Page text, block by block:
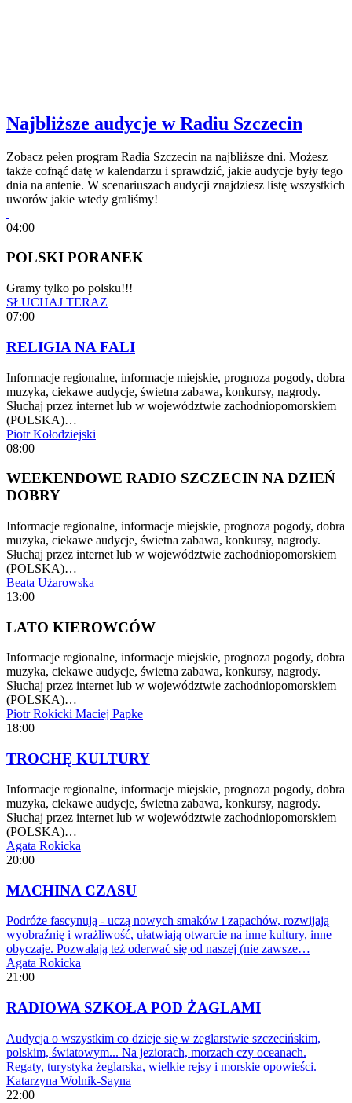
Najbliższe audycje w Radiu Szczecin
Zobacz pełen program Radia Szczecin na najbliższe dni. Możesz
także cofnąć datę w kalendarzu i sprawdzić, jakie audycje były tego
dnia na antenie. W scenariuszach audycji znajdziesz listę wszystkich
uworów jakie wtedy graliśmy!
04:00
POLSKI PORANEK
Gramy tylko po polsku!!!
SŁUCHAJ TERAZ
07:00
RELIGIA NA FALI
Informacje regionalne, informacje miejskie, prognoza pogody, dobra
muzyka, ciekawe audycje, świetna zabawa, konkursy, nagrody.
Słuchaj przez internet lub w województwie zachodniopomorskiem
(POLSKA)…
Piotr Kołodziejski
08:00
WEEKENDOWE RADIO SZCZECIN NA DZIEŃ
DOBRY
Informacje regionalne, informacje miejskie, prognoza pogody, dobra
muzyka, ciekawe audycje, świetna zabawa, konkursy, nagrody.
Słuchaj przez internet lub w województwie zachodniopomorskiem
(POLSKA)…
Beata Użarowska
13:00
LATO KIEROWCÓW
Informacje regionalne, informacje miejskie, prognoza pogody, dobra
muzyka, ciekawe audycje, świetna zabawa, konkursy, nagrody.
Słuchaj przez internet lub w województwie zachodniopomorskiem
(POLSKA)…
Piotr Rokicki Maciej Papke
18:00
TROCHĘ KULTURY
Informacje regionalne, informacje miejskie, prognoza pogody, dobra
muzyka, ciekawe audycje, świetna zabawa, konkursy, nagrody.
Słuchaj przez internet lub w województwie zachodniopomorskiem
(POLSKA)…
Agata Rokicka
20:00
MACHINA CZASU
Podróże fascynują - uczą nowych smaków i zapachów, rozwijają
wyobraźnię i wrażliwość, ułatwiają otwarcie na inne kultury, inne
obyczaje. Pozwalają też oderwać się od naszej (nie zawsze…
Agata Rokicka
21:00
RADIOWA SZKOŁA POD ŻAGLAMI
Audycja o wszystkim co dzieje się w żeglarstwie szczecińskim,
polskim, światowym... Na jeziorach, morzach czy oceanach.
Regaty, turystyka żeglarska, wielkie rejsy i morskie opowieści.
Katarzyna Wolnik-Sayna
22:00